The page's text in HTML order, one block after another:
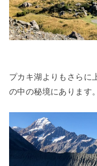
プカキ湖よりもさらに
の中の秘境にあります。